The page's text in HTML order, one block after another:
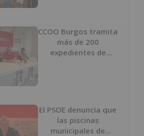
CCOO Burgos tramita
más de 200
expedientes de
El PSOE denuncia que
las piscinas
municipales de